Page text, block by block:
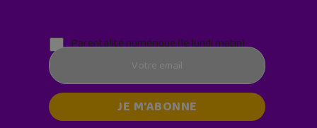
Parentalité numérique (le lundi matin)